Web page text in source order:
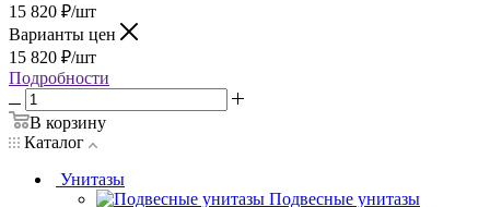
15 820 ₽/шт
Варианты цен
15 820 ₽/шт
Подробности
В корзину
Каталог
Унитазы
Подвесные унитазы